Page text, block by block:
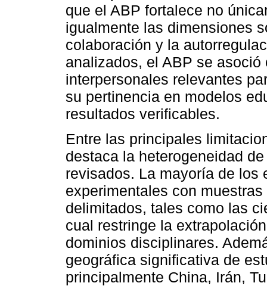
que el ABP fortalece no
igualmente las dimensiones
colaboración y la
analizados, el ABP se
interpersonales relevantes
su pertinencia en modelos
resultados verificables.
Entre las principales
destaca la heterogeneidad
revisados. La mayoría de los
experimentales con
delimitados, tales como las
cual restringe la
dominios disciplinares.
geográfica significativa de
principalmente China, Irán,